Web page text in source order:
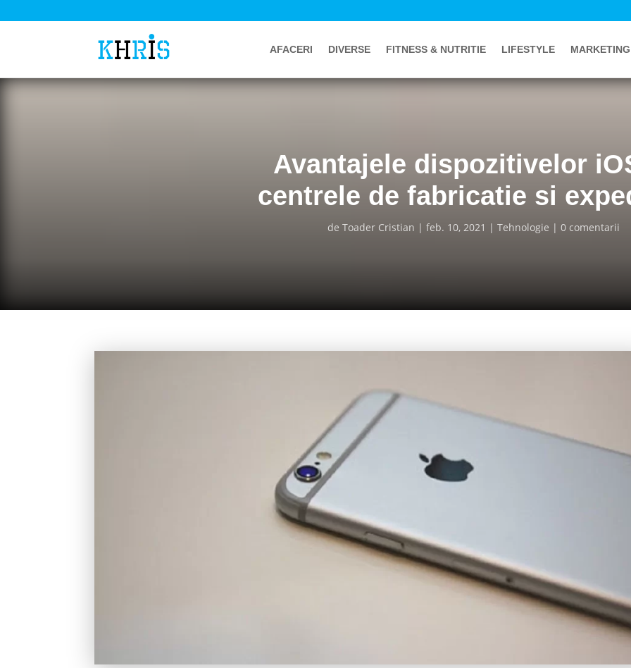
AFACERI DIVERSE FITNESS & NUTRITIE LIFESTYLE MARKETING
Avantajele dispozitivelor
centrele de fabricatie si
de Toader Cristian feb. 10, 2021 Tehnologie 0 comentarii